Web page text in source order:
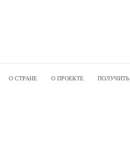
О СТРАНЕ О ПРОЕКТЕ